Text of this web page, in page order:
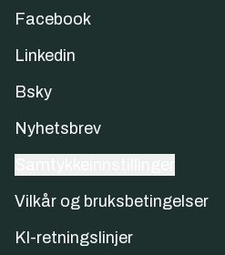
Facebook
Linkedin
Bsky
Nyhetsbrev
Vilkår og bruksbetingelser
KI-retningslinjer